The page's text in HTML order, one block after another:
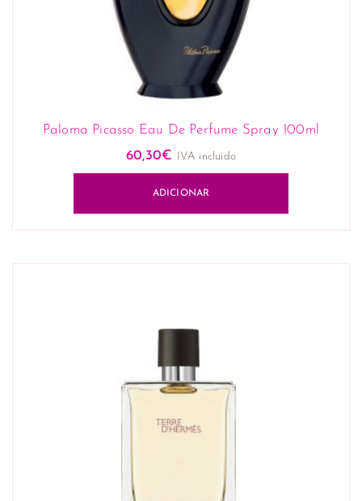
Paloma Picasso Eau De Perfume Spray 100ml
60,30€ IVA incluido
ADICIONAR